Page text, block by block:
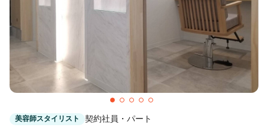
Toiro 横浜【トイロ ヨコハマ】
美容師スタイリスト 契約社員・パート